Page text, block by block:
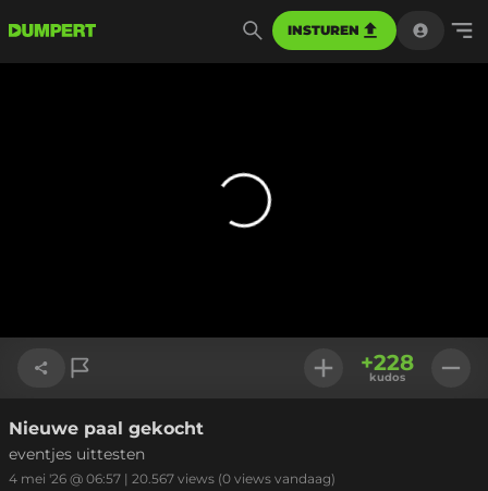
INSTUREN
Link kopiëren
+228
kudos
Nieuwe paal gekocht
eventjes uittesten
4 mei '26 @ 06:57 | 20.567 views (0 views vandaag)